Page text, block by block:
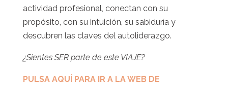
actividad profesional, conectan con su
propósito, con su intuición, su sabiduría y
descubren las claves del autoliderazgo.
¿Sientes SER parte de este VIAJE?
PULSA AQUÍ PARA IR A LA WEB DE